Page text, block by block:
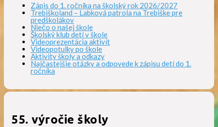
Zápis do 1. ročníka na školský rok 2026/2027
Trebiškoland – Labková patrola na Trebiške pre
predškolákov
Niečo o našej škole
Školský klub detí v škole
Videoprezentácia aktivít
Videopotulky po škole
Aktivity školy a odkazy
Najčastejšie otázky a odpovede k zápisu detí do 1.
ročníka
55. výročie školy